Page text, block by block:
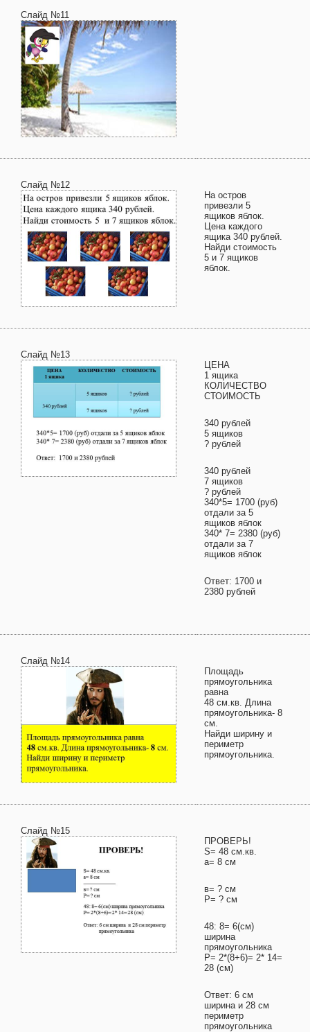
Слайд №11
Слайд №12
На остров
привезли 5
ящиков яблок.
Цена каждого
ящика 340 рублей.
Найди стоимость
5 и 7 ящиков
яблок.
Слайд №13
ЦЕНА
1 ящика
КОЛИЧЕСТВО
СТОИМОСТЬ
340 рублей
5 ящиков
? рублей
340 рублей
7 ящиков
? рублей
340*5= 1700 (руб)
отдали за 5
ящиков яблок
340* 7= 2380 (руб)
отдали за 7
ящиков яблок
Ответ: 1700 и
2380 рублей
Слайд №14
Площадь
прямоугольника
равна
48 см.кв. Длина
прямоугольника- 8
см.
Найди ширину и
периметр
прямоугольника.
Слайд №15
ПРОВЕРЬ!
S= 48 см.кв.
а= 8 см
в= ? см
Р= ? см
48: 8= 6(см)
ширина
прямоугольника
Р= 2*(8+6)= 2* 14=
28 (см)
Ответ: 6 см
ширина и 28 см
периметр
прямоугольника